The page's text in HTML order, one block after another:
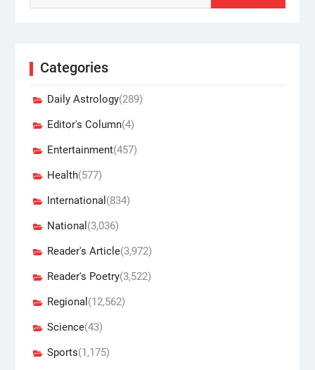
Categories
Daily Astrology(289)
Editor's Column(4)
Entertainment(457)
Health(577)
International (834)
National (3,036)
Reader's Article(3,972)
Reader's Poetry(3,522)
Regional (12,562)
Science(43)
Sports(1,175)